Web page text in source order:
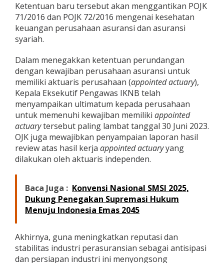
Ketentuan baru tersebut akan menggantikan POJK
71/2016 dan POJK 72/2016 mengenai kesehatan
keuangan perusahaan asuransi dan asuransi
syariah.
Dalam menegakkan ketentuan perundangan
dengan kewajiban perusahaan asuransi untuk
memiliki aktuaris perusahaan (appointed actuary),
Kepala Eksekutif Pengawas IKNB telah
menyampaikan ultimatum kepada perusahaan
untuk memenuhi kewajiban memiliki appointed
actuarytersebut paling lambat tanggal 30 Juni 2023.
OJK juga mewajibkan penyampaian laporan hasil
review atas hasil kerja appointed actuaryyang
dilakukan oleh aktuaris independen.
Baca Juga : Konvensi Nasional SMSI 2025,
Dukung Penegakan Supremasi Hukum
Menuju Indonesia Emas 2045
Akhirnya, guna meningkatkan reputasi dan
stabilitas industri perasuransian sebagai antisipasi
dan persiapan industri ini menyongsong